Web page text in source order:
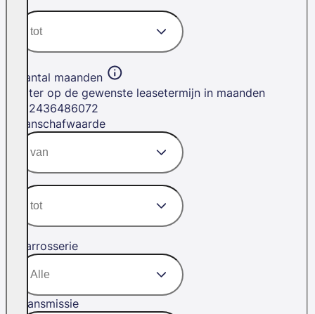
Aantal maanden
Filter op de gewenste leasetermijn in maanden
2436486072
Aanschafwaarde
Carrosserie
Transmissie